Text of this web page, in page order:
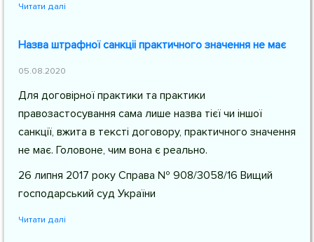
Читати далі
Назва штрафної санкціі практичного значення не має
05.08.2020
Для договірної практики та практики
правозастосування сама лише назва тієї чи іншої
санкції, вжита в тексті договору, практичного значення
не має. Головоне, чим вона є реально.
26 липня 2017 року Справа № 908/3058/16 Вищий
господарський суд України
Читати далі